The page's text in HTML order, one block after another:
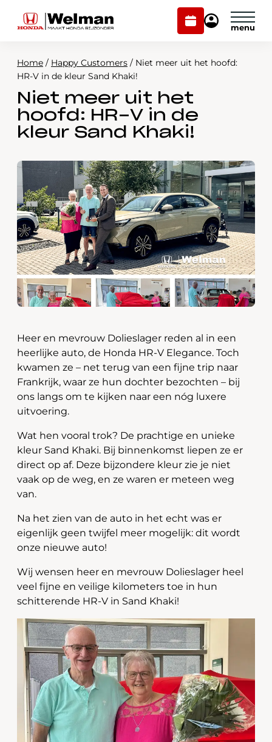
Plan
onderhoud
Mijn
Modellen
Voorraad
Onderhoud en service
Over ons
Webshop
Contact
Plan onderhoud
Mijn Honda Welman
Home / Happy Customers / Niet meer uit het hoofd:
HR-V in de kleur Sand Khaki!
Niet meer uit het
hoofd: HR-V in de
kleur Sand Khaki!
Heer en mevrouw Dolieslager reden al in een
heerlijke auto, de Honda HR-V Elegance. Toch
kwamen ze – net terug van een fijne trip naar
Frankrijk, waar ze hun dochter bezochten – bij
ons langs om te kijken naar een nóg luxere
uitvoering.
Wat hen vooral trok? De prachtige en unieke
kleur Sand Khaki. Bij binnenkomst liepen ze er
direct op af. Deze bijzondere kleur zie je niet
vaak op de weg, en ze waren er meteen weg
van.
Na het zien van de auto in het echt was er
eigenlijk geen twijfel meer mogelijk: dit wordt
onze nieuwe auto!
Wij wensen heer en mevrouw Dolieslager heel
veel fijne en veilige kilometers toe in hun
schitterende HR-V in Sand Khaki!